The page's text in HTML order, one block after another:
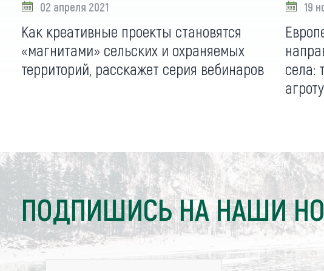
02 апреля 2021
Как креативные проекты становятся
«магнитами» сельских и охраняемых
территорий, расскажет серия вебинаров
19
села:
ПОДПИШИСЬ НА НАШИ